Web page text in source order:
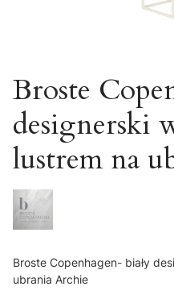
Broste
designerski
lustrem na
Broste Copenhagen- biały
ubrania Archie